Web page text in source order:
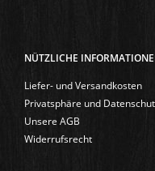
NÜTZLICHE
Liefer- und Versandkosten
Privatsphäre und
Unsere AGB
Widerrufsrecht